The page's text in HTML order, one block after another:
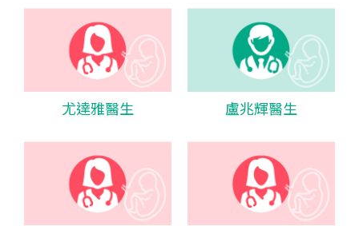
尤達雅醫生 盧兆輝醫生